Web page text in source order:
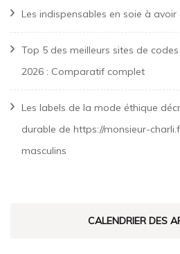
Les indispensables en soie à
Top 5 des meilleurs sites de
2026 : Comparatif complet
Les labels de la mode éthique
durable de https://monsieur-
masculins
CALENDRIER DES